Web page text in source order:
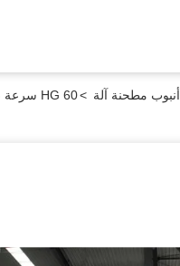
أنبوب مطحنة آلة >HG 60 سرعة عالية دورة أنبوب طاحونة آلة 16-63mm